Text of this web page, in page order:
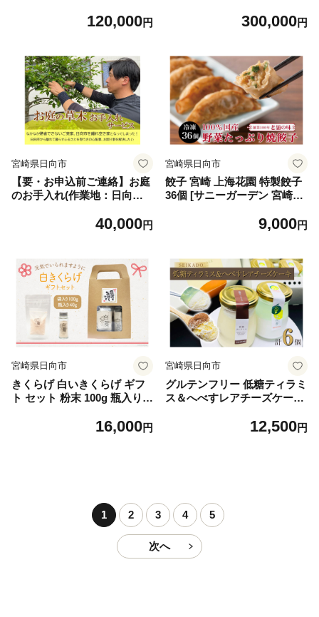
盤碁石 宮崎県 日向市 452061
120,000円
00-06] おもちゃ 玩具 知育玩
300,000円
宮崎県日向市
【要・お申込前ご連絡】お庭
のお手入れ(作業地：日向市
崎県 日向市 40-06]40,000円
宮崎県日向市
餃子 宮崎 上海花園 特製餃子
36個 [サニーガーデン 宮崎県
冷凍 おかず おつまみ 惣菜 ご
9,000円
宮崎県日向市
きくらげ 白いきくらげ ギフ
ト セット 粉末 100g 瓶入り
県 日向市 452061162] キクラ
16,000円
宮崎県日向市
グルテンフリー 低糖ティラミ
ス＆へべすレアチーズケーキ
O 宮崎県 日向市 452060814]
12,500円
1 2 3 4 5
次へ